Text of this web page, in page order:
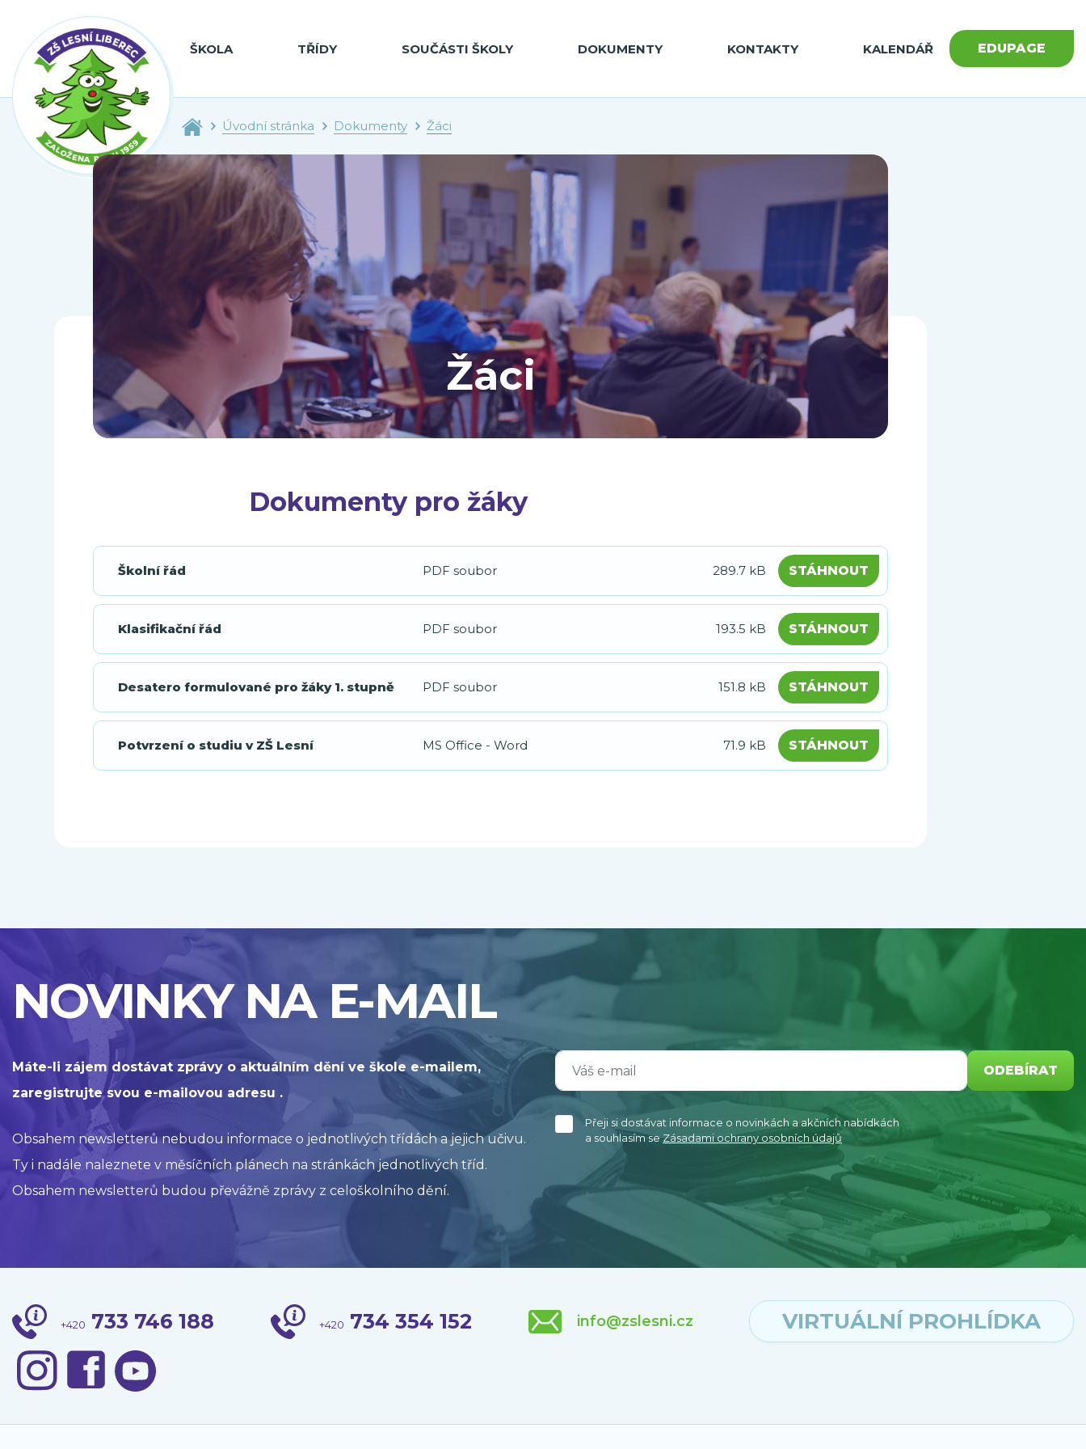
ŠKOLA TŘÍDY SOUČÁSTI ŠKOLY DOKUMENTY KONTAKTY KALENDÁŘ EDUPAGE
Úvodní stránka Dokumenty Žáci
Žáci
Dokumenty pro žáky
Školní řád PDF soubor 289.7 kB STÁHNOUT
Klasifikační řád PDF soubor 193.5 kB STÁHNOUT
Desatero formulované pro žáky 1. stupně PDF soubor 151.8 kB STÁHNOUT
Potvrzení o studiu v ZŠ Lesní MS Office - Word 71.9 kB STÁHNOUT
NOVINKY NA E-MAIL
Máte-li zájem dostávat zprávy o aktuálním dění ve škole e-mailem,
zaregistrujte svou e-mailovou adresu .
Obsahem newsletterů nebudou informace o jednotlivých třídách a jejich učivu.
Ty i nadále naleznete v měsíčních plánech na stránkách jednotlivých tříd.
Obsahem newsletterů budou převážně zprávy z celoškolního dění.
ODEBÍRAT
Přeji si dostávat informace o novinkách a akčních nabídkách
a souhlasím seZásadami ochrany osobních údajů
+420 733 746 188 +420 734 354 152 info@zslesni.cz VIRTUÁLNÍ PROHLÍDKA